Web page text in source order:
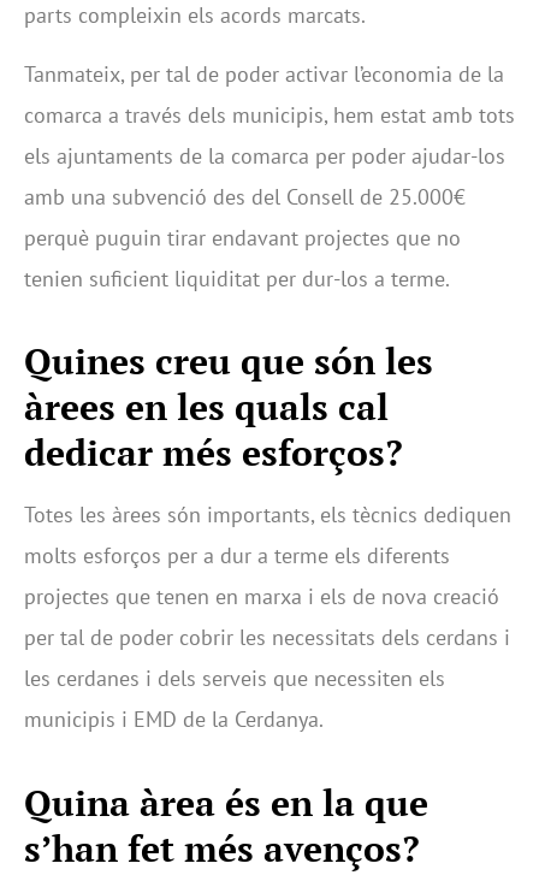
parts compleixin els acords marcats.
Tanmateix, per tal de poder activar l’economia de la
comarca a través dels municipis, hem estat amb tots
els ajuntaments de la comarca per poder ajudar-los
amb una subvenció des del Consell de 25.000€
perquè puguin tirar endavant projectes que no
tenien suficient liquiditat per dur-los a terme.
Quines creu que són les
àrees en les quals cal
dedicar més esforços?
Totes les àrees són importants, els tècnics dediquen
molts esforços per a dur a terme els diferents
projectes que tenen en marxa i els de nova creació
per tal de poder cobrir les necessitats dels cerdans i
les cerdanes i dels serveis que necessiten els
municipis i EMD de la Cerdanya.
Quina àrea és en la que
s’han fet més avenços?